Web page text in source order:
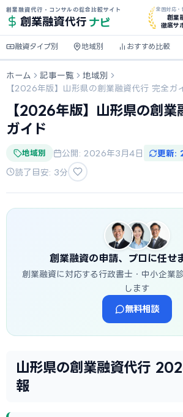
創業融資代行・コンサルの総合比較サイト
創業融資代行 ナビ
全国対応・
創業
徹底サ
融資タイプ別 地域別 おすすめ比較
ホーム 記事一覧
地域別
【2026年版】山形県の創業融資代行 完全ガ
【2026年版】山形県の創業
ガイド
地域別 公開: 2026年3月4日 更新:
読了目安: 3分
創業融資の申請、プロに任せ
創業融資に対応する行政書士・中小企業
します
無料相談
山形県の創業融資代行
報